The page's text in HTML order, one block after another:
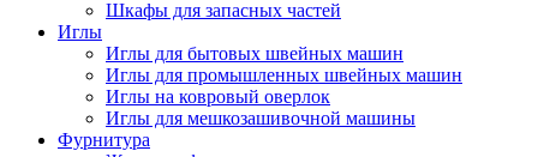
Шкафы для запасных частей
Иглы
Иглы для бытовых швейных машин
Иглы для промышленных швейных машин
Иглы на ковровый оверлок
Иглы для мешкозашивочной машины
Фурнитура